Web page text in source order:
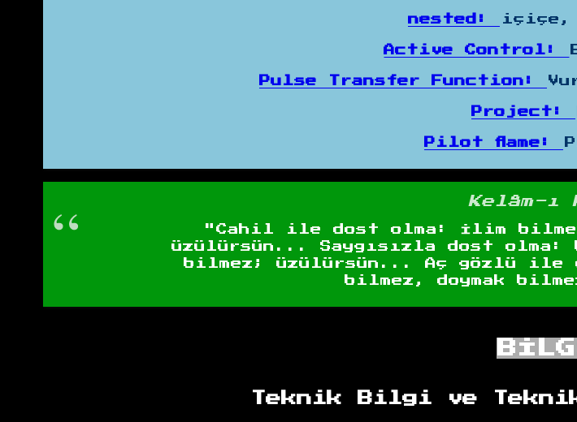
nested: içiçe,
Active Control:
Pulse Transfer Function:
Project:
Pilot flame:
Kelâm-ı
"Cahil ile dost olma: İlim
üzülürsün... Saygısızla dost olma:
bilmez; üzülürsün... Aç gözlü ile
bilmez, doymak
Teknik Bilgi ve